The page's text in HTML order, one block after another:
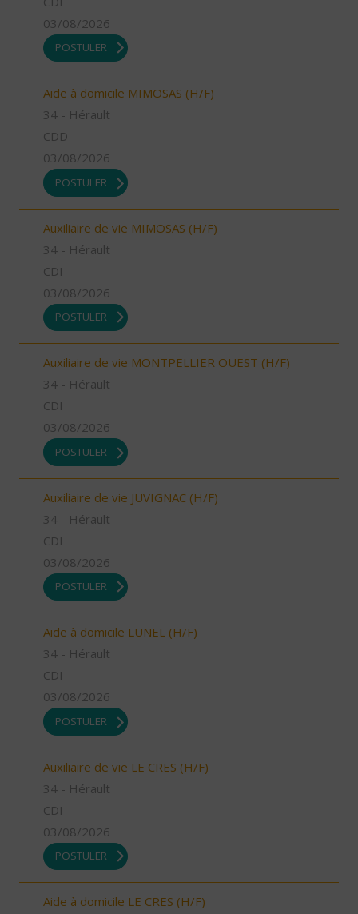
03/08/2026
POSTULER
Aide à domicile MIMOSAS (H/F)
34 - Hérault
CDD
03/08/2026
POSTULER
Auxiliaire de vie MIMOSAS (H/F)
34 - Hérault
CDI
03/08/2026
POSTULER
Auxiliaire de vie MONTPELLIER OUEST (H/F)
34 - Hérault
CDI
03/08/2026
POSTULER
Auxiliaire de vie JUVIGNAC (H/F)
34 - Hérault
CDI
03/08/2026
POSTULER
Aide à domicile LUNEL (H/F)
34 - Hérault
CDI
03/08/2026
POSTULER
Auxiliaire de vie LE CRES (H/F)
34 - Hérault
CDI
03/08/2026
POSTULER
Aide à domicile LE CRES (H/F)